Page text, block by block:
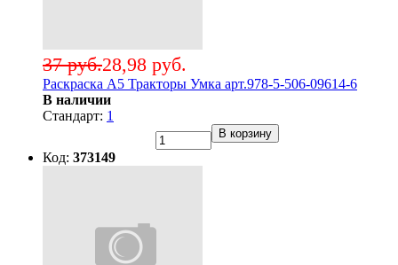
28,98 руб.
37 руб.
Раскраска А5 Тракторы Умка арт.978-5-506-09614-6
В наличии
Стандарт: 1
В корзину
Код: 373149